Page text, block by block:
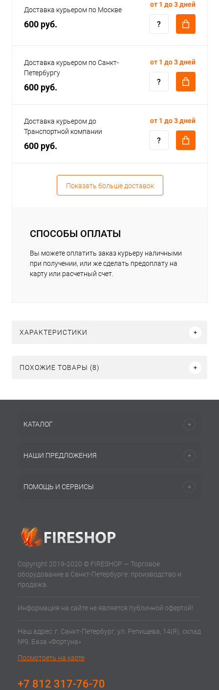
Доставка курьером по Москве
600 руб.
от 1 до 3 дней
Доставка курьером по Санкт-
Петербургу
600 руб.
от 1 до 3 дней
Доставка курьером до
Транспортной компании
600 руб.
от 1 до 3 дней
Показать больше доставок
СПОСОБЫ ОПЛАТЫ
Вы можете оплатить заказ курьеру наличными
при получении, или же сделать предоплату на
карту или расчетный счет.
ХАРАКТЕРИСТИКИ
ПОХОЖИЕ ТОВАРЫ (8)
КАТАЛОГ
НАШИ ПРЕДЛОЖЕНИЯ
ПОМОЩЬ И СЕРВИСЫ
Copyright 2019-2020 © FIRESHOP — Торговое
оборудование в Санкт-Петербурге: производство и
продажа.
Информация на сайте не является публичной офертой!
Наш адрес: г. Санкт-Петербург, ул. Репищева, 14(Я), склад
№9, База «Фортуна»
Посмотреть на карте
+7 812 317-76-70